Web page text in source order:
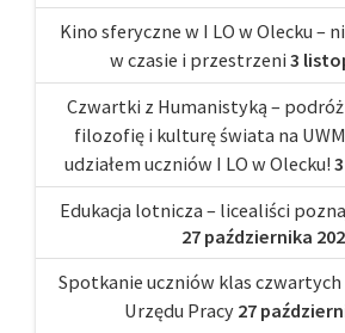
Kino sferyczne w I LO w Olecku –
w czasie i przestrzeni 3
Czwartki z Humanistyką –
filozofię i kulturę świata na
udziałem uczniów I LO w Olecku!
Edukacja lotnicza – licealiści
27 października
Spotkanie uczniów klas
Urzędu Pracy 27